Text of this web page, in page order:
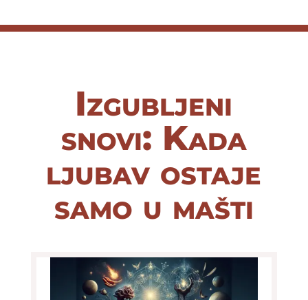
Izgubljeni
snovi: Kada
ljubav ostaje
samo u mašti